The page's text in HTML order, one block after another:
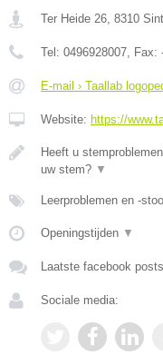
Ter Heide 26 8310
Tel: 0496928007 , Fax:
E-mail › Taallab
Website: https://
Heeft u
uw stem? ▼
Leerproblemen en -
Openingstijden ▼
Laatste facebook posts
Sociale media: